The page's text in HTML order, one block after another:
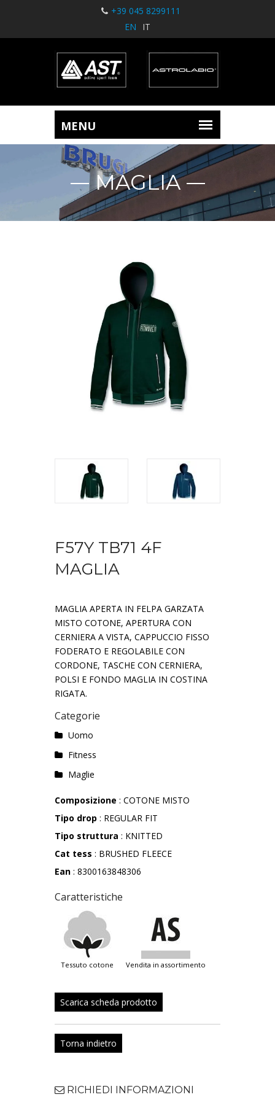
+39 045 8299111
EN
IT
MAGLIA
F57Y TB71 4F
MAGLIA
MAGLIA APERTA IN FELPA GARZATA
MISTO COTONE, APERTURA CON
CERNIERA A VISTA, CAPPUCCIO FISSO
FODERATO E REGOLABILE CON
CORDONE, TASCHE CON CERNIERA,
POLSI E FONDO MAGLIA IN COSTINA
RIGATA.
Categorie
Uomo
Fitness
Maglie
Composizione : COTONE MISTO
Tipo drop : REGULAR FIT
Tipo struttura : KNITTED
Cat tess : BRUSHED FLEECE
Ean : 8300163848306
Caratteristiche
tessuto cotone vendita in assortimento
Scarica scheda prodotto
Torna indietro
RICHIEDI INFORMAZIONI